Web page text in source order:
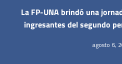
La FP-UNA brindó una
ingresantes del segundo
agosto 6,